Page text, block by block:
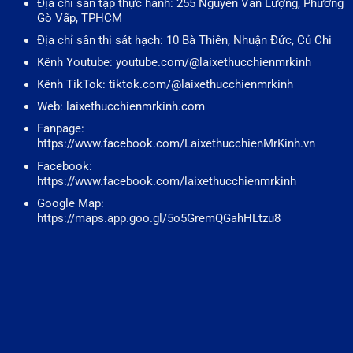
Địa chỉ sân tập thực hành: 255 Nguyễn Văn Lượng, Phường
Gò Vấp, TPHCM
Địa chỉ sân thi sát hạch: 10 Bà Thiên, Nhuận Đức, Củ Chi
Kênh Youtube: youtube.com/@laixethucchienmrkinh
Kênh TikTok: tiktok.com/@laixethucchienmrkinh
Web: laixethucchienmrkinh.com
Fanpage:
https://www.facebook.com/LaixethucchienMrKinh.vn
Facebook:
https://www.facebook.com/laixethucchienmrkinh
Google Map:
https://maps.app.goo.gl/5o5GremQGahHLtzu8